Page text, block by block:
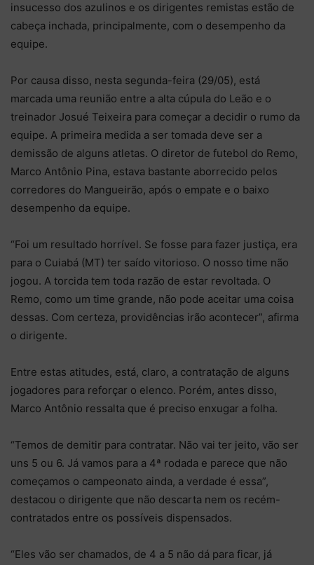
insucesso dos azulinos e os dirigentes remistas estão de
cabeça inchada, principalmente, com o desempenho da
equipe.
Por causa disso, nesta segunda-feira (29/05), está
marcada uma reunião entre a alta cúpula do Leão e o
treinador Josué Teixeira para começar a decidir o rumo da
equipe. A primeira medida a ser tomada deve ser a
demissão de alguns atletas. O diretor de futebol do Remo,
Marco Antônio Pina, estava bastante aborrecido pelos
corredores do Mangueirão, após o empate e o baixo
desempenho da equipe.
“Foi um resultado horrível. Se fosse para fazer justiça, era
para o Cuiabá (MT) ter saído vitorioso. O nosso time não
jogou. A torcida tem toda razão de estar revoltada. O
Remo, como um time grande, não pode aceitar uma coisa
dessas. Com certeza, providências irão acontecer”, afirma
o dirigente.
Entre estas atitudes, está, claro, a contratação de alguns
jogadores para reforçar o elenco. Porém, antes disso,
Marco Antônio ressalta que é preciso enxugar a folha.
“Temos de demitir para contratar. Não vai ter jeito, vão ser
uns 5 ou 6. Já vamos para a 4ª rodada e parece que não
começamos o campeonato ainda, a verdade é essa”,
destacou o dirigente que não descarta nem os recém-
contratados entre os possíveis dispensados.
“Eles vão ser chamados, de 4 a 5 não dá para ficar, já